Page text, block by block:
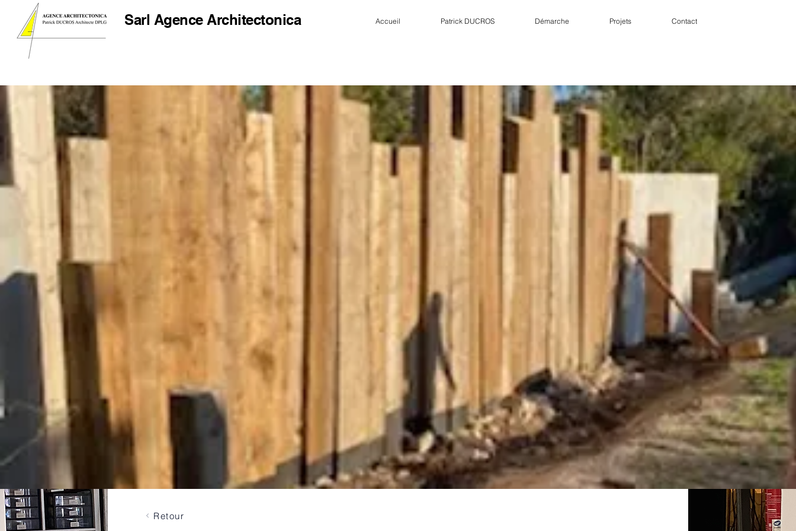
Sarl Agence Architectonica Accueil Patrick DUCROS Démarche Projets Contact
Retour